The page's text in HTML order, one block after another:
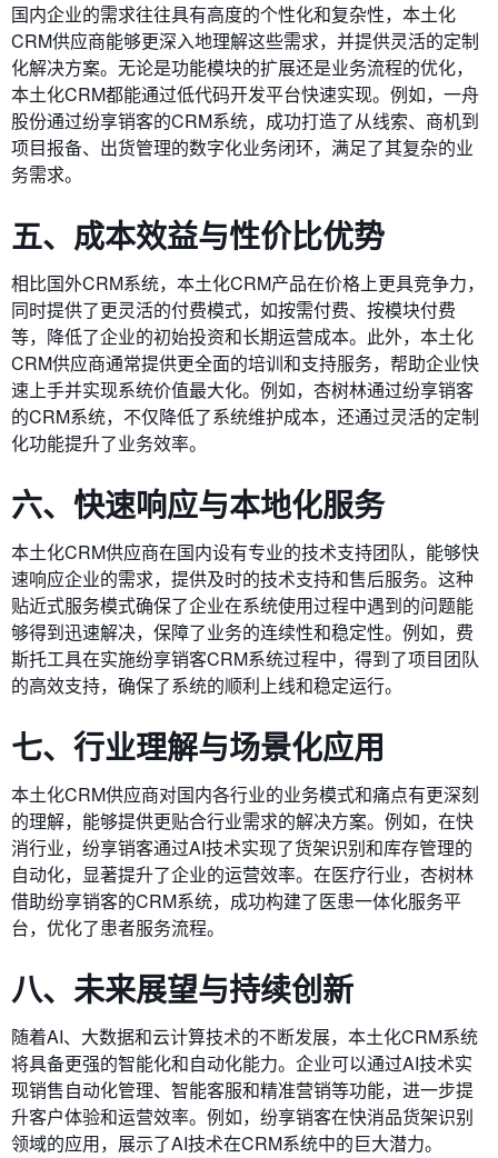
国内企业的需求往往具有高度的个性化和复杂性，本土化
CRM供应商能够更深入地理解这些需求，并提供灵活的定制
化解决方案。无论是功能模块的扩展还是业务流程的优化，
本土化CRM都能通过低代码开发平台快速实现。例如，一舟
股份通过纷享销客的CRM系统，成功打造了从线索、商机到
项目报备、出货管理的数字化业务闭环，满足了其复杂的业
务需求。
五、成本效益与性价比优势
相比国外CRM系统，本土化CRM产品在价格上更具竞争力，
同时提供了更灵活的付费模式，如按需付费、按模块付费
等，降低了企业的初始投资和长期运营成本。此外，本土化
CRM供应商通常提供更全面的培训和支持服务，帮助企业快
速上手并实现系统价值最大化。例如，杏树林通过纷享销客
的CRM系统，不仅降低了系统维护成本，还通过灵活的定制
化功能提升了业务效率。
六、快速响应与本地化服务
本土化CRM供应商在国内设有专业的技术支持团队，能够快
速响应企业的需求，提供及时的技术支持和售后服务。这种
贴近式服务模式确保了企业在系统使用过程中遇到的问题能
够得到迅速解决，保障了业务的连续性和稳定性。例如，费
斯托工具在实施纷享销客CRM系统过程中，得到了项目团队
的高效支持，确保了系统的顺利上线和稳定运行。
七、行业理解与场景化应用
本土化CRM供应商对国内各行业的业务模式和痛点有更深刻
的理解，能够提供更贴合行业需求的解决方案。例如，在快
消行业，纷享销客通过AI技术实现了货架识别和库存管理的
自动化，显著提升了企业的运营效率。在医疗行业，杏树林
借助纷享销客的CRM系统，成功构建了医患一体化服务平
台，优化了患者服务流程。
八、未来展望与持续创新
随着AI、大数据和云计算技术的不断发展，本土化CRM系统
将具备更强的智能化和自动化能力。企业可以通过AI技术实
现销售自动化管理、智能客服和精准营销等功能，进一步提
升客户体验和运营效率。例如，纷享销客在快消品货架识别
领域的应用，展示了AI技术在CRM系统中的巨大潜力。